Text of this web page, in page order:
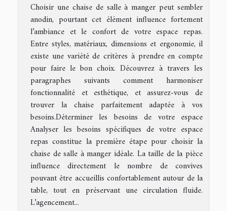
Choisir une chaise de salle à manger peut sembler
anodin, pourtant cet élément influence fortement
l’ambiance et le confort de votre espace repas.
Entre styles, matériaux, dimensions et ergonomie, il
existe une variété de critères à prendre en compte
pour faire le bon choix. Découvrez à travers les
paragraphes suivants comment harmoniser
fonctionnalité et esthétique, et assurez-vous de
trouver la chaise parfaitement adaptée à vos
besoins.Déterminer les besoins de votre espace
Analyser les besoins spécifiques de votre espace
repas constitue la première étape pour choisir la
chaise de salle à manger idéale. La taille de la pièce
influence directement le nombre de convives
pouvant être accueillis confortablement autour de la
table, tout en préservant une circulation fluide.
L’agencement...